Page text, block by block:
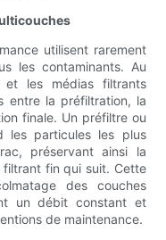
utilisent rarement
les contaminants. Au
et les médias filtrants
entre la préfiltration, la
finale. Un préfiltre ou
les particules les plus
préservant ainsi la
fin qui suit. Cette
des couches
un débit constant et
de maintenance.